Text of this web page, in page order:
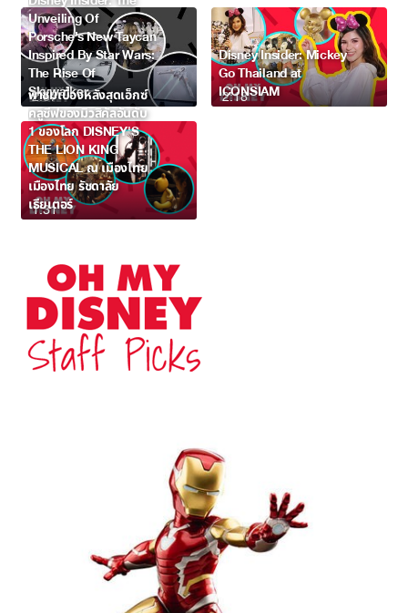
2:57
Unveiling Of
Porsche’s New Taycan
Inspired By Star Wars:
The Rise Of
Skywalker
2:18
Disney Insider: Mickey
Go Thailand at
ICONSIAM
1:31
พาชมเบื้องหลังสุดเอ็กซ์
คลูซีฟของมิวสิคัลอันดับ
1 ของโลก DISNEY'S
THE LION KING
MUSICAL ณ เมืองไทย
เมืองไทย รัชดาลัย
เธียเตอร์